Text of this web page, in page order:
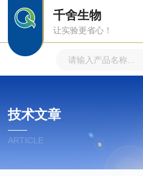
千舍生物
让实验更省心！
技术文章
ARTICLE